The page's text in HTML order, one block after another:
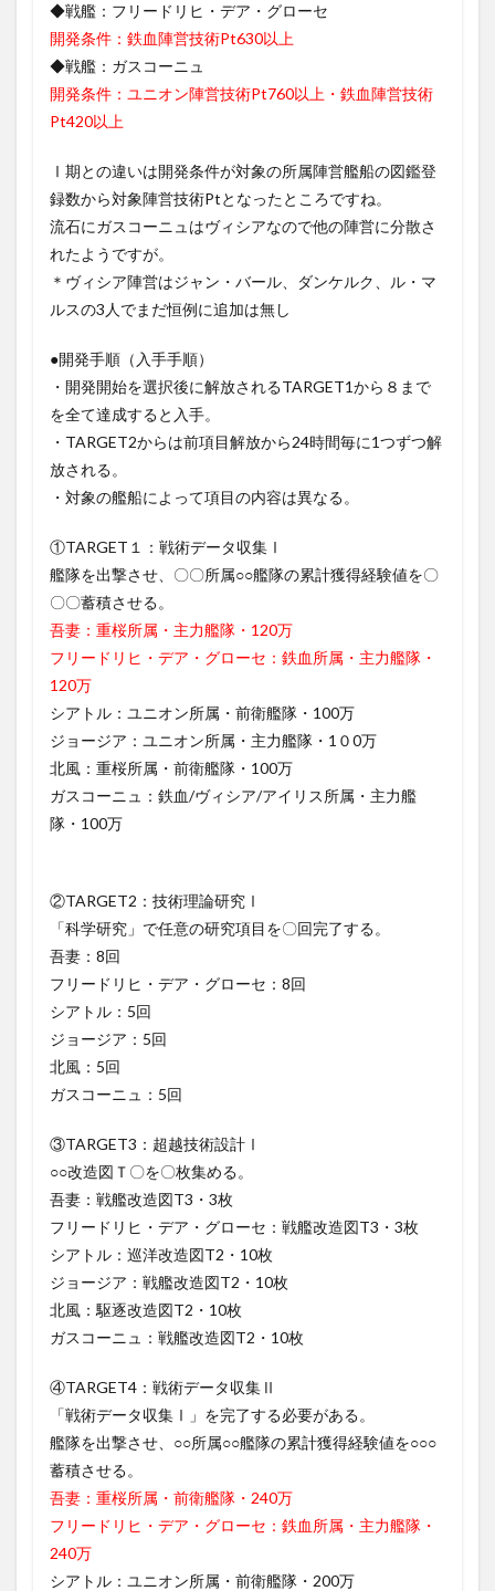
◆戦艦：フリードリヒ・デア・グローセ
開発条件：鉄血陣営技術Pt630以上
◆戦艦：ガスコーニュ
開発条件：ユニオン陣営技術Pt760以上・鉄血陣営技術
Pt420以上
Ⅰ期との違いは開発条件が対象の所属陣営艦船の図鑑登
録数から対象陣営技術Ptとなったところですね。
流石にガスコーニュはヴィシアなので他の陣営に分散さ
れたようですが。
＊ヴィシア陣営はジャン・バール、ダンケルク、ル・マ
ルスの3人でまだ恒例に追加は無し
●開発手順（入手手順）
・開発開始を選択後に解放されるTARGET1から８まで
を全て達成すると入手。
・TARGET2からは前項目解放から24時間毎に1つずつ解
放される。
・対象の艦船によって項目の内容は異なる。
①TARGET１：戦術データ収集Ⅰ
艦隊を出撃させ、〇〇所属○○艦隊の累計獲得経験値を〇
〇〇蓄積させる。
吾妻：重桜所属・主力艦隊・120万
フリードリヒ・デア・グローセ：鉄血所属・主力艦隊・
120万
シアトル：ユニオン所属・前衛艦隊・100万
ジョージア：ユニオン所属・主力艦隊・1０0万
北風：重桜所属・前衛艦隊・100万
ガスコーニュ：鉄血/ヴィシア/アイリス所属・主力艦
隊・100万
②TARGET2：技術理論研究Ⅰ
「科学研究」で任意の研究項目を〇回完了する。
吾妻：8回
フリードリヒ・デア・グローセ：8回
シアトル：5回
ジョージア：5回
北風：5回
ガスコーニュ：5回
③TARGET3：超越技術設計Ⅰ
○○改造図Ｔ〇を〇枚集める。
吾妻：戦艦改造図T3・3枚
フリードリヒ・デア・グローセ：戦艦改造図T3・3枚
シアトル：巡洋改造図T2・10枚
ジョージア：戦艦改造図T2・10枚
北風：駆逐改造図T2・10枚
ガスコーニュ：戦艦改造図T2・10枚
④TARGET4：戦術データ収集Ⅱ
「戦術データ収集Ⅰ」を完了する必要がある。
艦隊を出撃させ、○○所属○○艦隊の累計獲得経験値を○○○
蓄積させる。
吾妻：重桜所属・前衛艦隊・240万
フリードリヒ・デア・グローセ：鉄血所属・主力艦隊・
240万
シアトル：ユニオン所属・前衛艦隊・200万